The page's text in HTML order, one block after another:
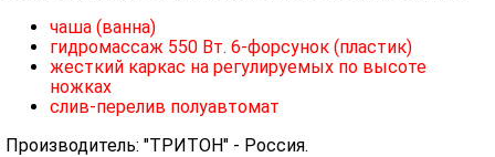
чаша (ванна)
гидромассаж 550 Вт. 6-форсунок (пластик)
жесткий каркас на регулируемых по высоте
ножках
слив-перелив полуавтомат
Производитель: "ТРИТОН" - Россия.